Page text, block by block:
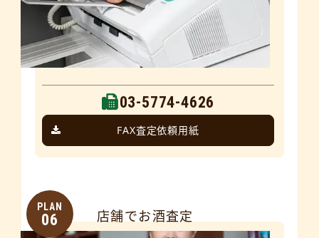
03-5774-4626
FAX査定依頼用紙
PLAN
06 店舗でお酒査定